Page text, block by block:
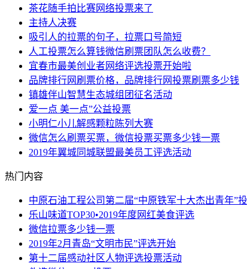
茶花随手拍比赛网络投票来了
主持人决赛
吸引人的拉票的句子，拉票口号简短
人工投票怎么算钱微信刷票团队怎么收费？
宜春市最美创业者网络评选投票开始啦
品牌排行网刷票价格，品牌排行网投票刷票多少钱
镇雄伴山智慧生态城组团征名活动
爱一点 美一点”公益投票
小明仁小儿解感颗粒陈列大赛
微信怎么刷票买票，微信投票买票多少钱一票
2019年翼城同城联盟最美员工评选活动
热门内容
中原石油工程公司第二届“中原铁军十大杰出青年”
乐山味道TOP30•2019年度网红美食评选
微信拉票多少钱一票
2019年2月青岛“文明市民”评选开始
第十二届感动社区人物评选投票活动